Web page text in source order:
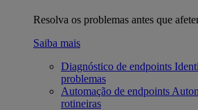
Resolva os problemas antes que
Saiba mais
Diagnóstico de endpoints
problemas
Automação de endpoints
rotineiras